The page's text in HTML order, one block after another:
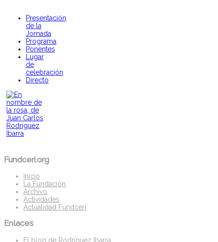
Presentación
de la
Jornada
Programa
Ponentes
Lugar
de
celebración
Directo
Fundceri.org
Inicio
La Fundación
Archivo
Actividades
Actualidad Fundceri
Enlaces
El blog de Rodríguez Ibarra